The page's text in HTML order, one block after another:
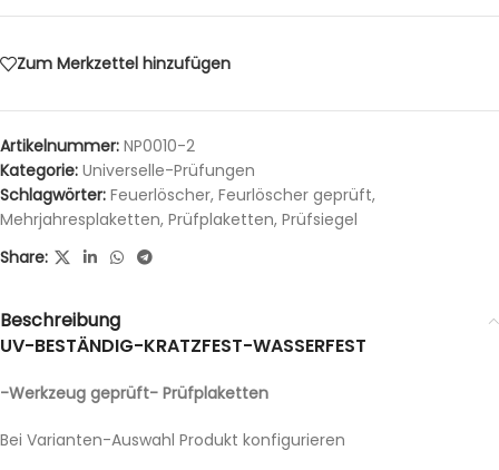
Zum Merkzettel hinzufügen
Artikelnummer: NP0010-2
Kategorie: Universelle-Prüfungen
Schlagwörter: Feuerlöscher, Feurlöscher geprüft,
Mehrjahresplaketten, Prüfplaketten, Prüfsiegel
Share:
Beschreibung
UV-BESTÄNDIG-KRATZFEST-WASSERFEST
-Werkzeug geprüft- Prüfplaketten
Bei Varianten-Auswahl Produkt konfigurieren